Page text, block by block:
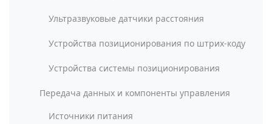
Ультразвуковые датчики расстояния
Устройства позиционирования по штрих-коду
Устройства системы позиционирования
Передача данных и компоненты управления
Источники питания